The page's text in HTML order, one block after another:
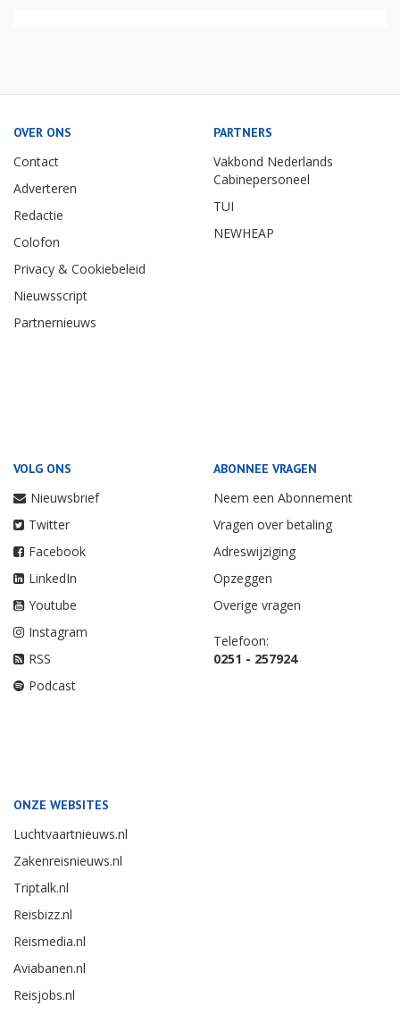
OVER ONS
Contact
Adverteren
Redactie
Colofon
Privacy & Cookiebeleid
Nieuwsscript
Partnernieuws
PARTNERS
Vakbond Nederlands
Cabinepersoneel
TUI
NEWHEAP
VOLG ONS
Nieuwsbrief
Twitter
Facebook
LinkedIn
Youtube
Instagram
RSS
Podcast
ABONNEE VRAGEN
Neem een Abonnement
Vragen over betaling
Adreswijziging
Opzeggen
Overige vragen
Telefoon:
0251 - 257924
ONZE WEBSITES
Luchtvaartnieuws.nl
Zakenreisnieuws.nl
Triptalk.nl
Reisbizz.nl
Reismedia.nl
Aviabanen.nl
Reisjobs.nl